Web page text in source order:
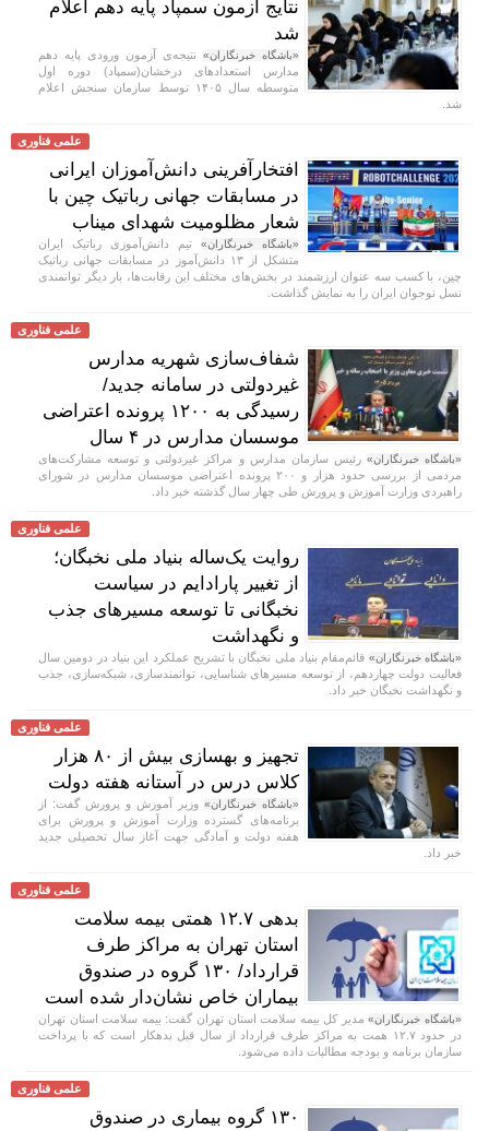
نتایج آزمون سمپاد پایه دهم اعلام
شد
«باشگاه خبرنگاران» نتیجه‌ی آزمون ورودی پایه دهم
مدارس استعدادهای درخشان(سمپاد) دوره اول
متوسطه سال ۱۴۰۵ توسط سازمان سنجش اعلام
شد.
علمی فناوری
افتخارآفرینی دانش‌آموزان ایرانی
در مسابقات جهانی رباتیک چین با
شعار مظلومیت شهدای میناب
«باشگاه خبرنگاران» تیم دانش‌آموزی رباتیک ایران
متشکل از ۱۳ دانش‌آموز در مسابقات جهانی رباتیک
چین، با کسب سه عنوان ارزشمند در بخش‌های مختلف این رقابت‌ها، بار دیگر توانمندی
نسل نوجوان ایران را به نمایش گذاشت.
علمی فناوری
شفاف‌سازی شهریه مدارس
غیردولتی در سامانه جدید/
رسیدگی به ۱۲۰۰ پرونده اعتراضی
موسسان مدارس در ۴ سال
«باشگاه خبرنگاران» رئیس سازمان مدارس و مراکز غیردولتی و توسعه مشارکت‌های
مردمی از بررسی حدود هزار و ۲۰۰ پرونده اعتراضی موسسان مدارس در شورای
راهبردی وزارت آموزش و پرورش طی چهار سال گذشته خبر داد.
علمی فناوری
روایت یک‌ساله بنیاد ملی نخبگان؛
از تغییر پارادایم در سیاست
نخبگانی تا توسعه مسیر‌های جذب
و نگهداشت
«باشگاه خبرنگاران» قائم‌مقام بنیاد ملی نخبگان با تشریح عملکرد این بنیاد در دومین سال
فعالیت دولت چهاردهم، از توسعه مسیر‌های شناسایی، توانمندسازی، شبکه‌سازی، جذب
و نگهداشت نخبگان خبر داد.
علمی فناوری
تجهیز و بهسازی بیش از ۸۰ هزار
کلاس درس در آستانه هفته دولت
«باشگاه خبرنگاران» وزیر آموزش و پرورش گفت: از
برنامه‌های گسترده وزارت آموزش و پرورش برای
هفته دولت و آمادگی جهت آغاز سال تحصیلی جدید
خبر داد.
علمی فناوری
بدهی ۱۲.۷ همتی بیمه سلامت
استان تهران به مراکز طرف
قرارداد/ ۱۳۰ گروه در صندوق
بیماران خاص نشان‌دار شده است
«باشگاه خبرنگاران»مدیر کل بیمه سلامت استان تهران گفت: بیمه سلامت استان تهران
در حدود ۱۲.۷ همت به مراکز طرف قرارداد از سال قبل بدهکار است که با پرداخت
سازمان برنامه و بودجه مطالبات داده می‌شود.
علمی فناوری
۱۳۰ گروه بیماری در صندوق